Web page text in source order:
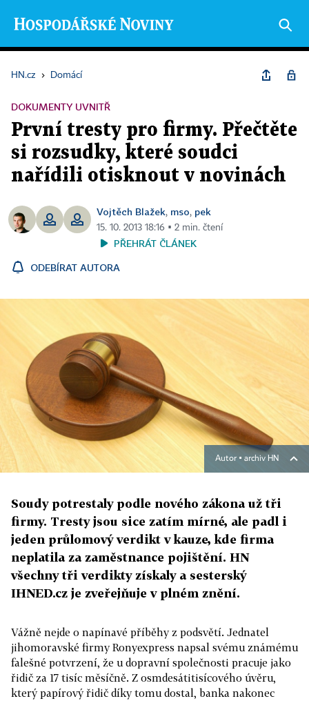
HN.cz › Domácí
DOKUMENTY UVNITŘ
První tresty pro firmy. Přečtěte
si rozsudky, které soudci
nařídili otisknout v novinách
Vojtěch Blažek, mso, pek
15. 10. 2013 18:16 ▪ 2 min. čtení
PŘEHRÁT ČLÁNEK
ODEBÍRAT AUTORA
Autor ▪ archiv HN
Soudy potrestaly podle nového zákona už tři
firmy. Tresty jsou sice zatím mírné, ale padl i
jeden průlomový verdikt v kauze, kde firma
neplatila za zaměstnance pojištění. HN
všechny tři verdikty získaly a sesterský
IHNED.cz je zveřejňuje v plném znění.
Vážně nejde o napínavé příběhy z podsvětí. Jednatel
jihomoravské firmy Ronyexpress napsal svému známému
falešné potvrzení, že u dopravní společnosti pracuje jako
řidič za 17 tisíc měsíčně. Z osmdesátitisícového úvěru,
který papírový řidič díky tomu dostal, banka nakonec